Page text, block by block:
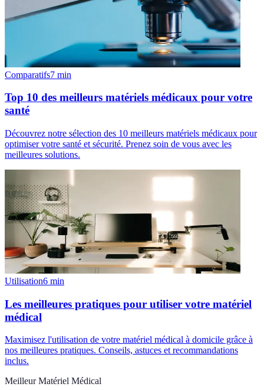
Comparatifs7 min
Top 10 des meilleurs matériels médicaux pour votre
santé
Découvrez notre sélection des 10 meilleurs matériels médicaux pour
optimiser votre santé et sécurité. Prenez soin de vous avec les
meilleures solutions.
Utilisation6 min
Les meilleures pratiques pour utiliser votre matériel
médical
Maximisez l'utilisation de votre matériel médical à domicile grâce à
nos meilleures pratiques. Conseils, astuces et recommandations
inclus.
Meilleur Matériel Médical